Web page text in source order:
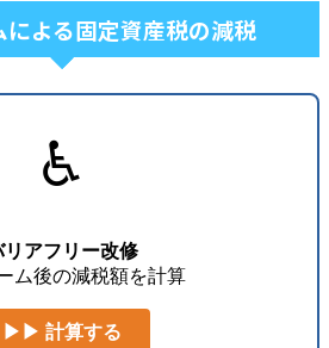
による固定資産税の減税
♿
リアフリー改修
ム後の減税額を計算
▶▶ 計算する